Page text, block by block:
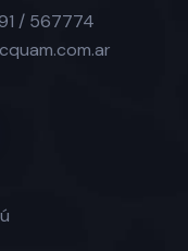
/ 567774